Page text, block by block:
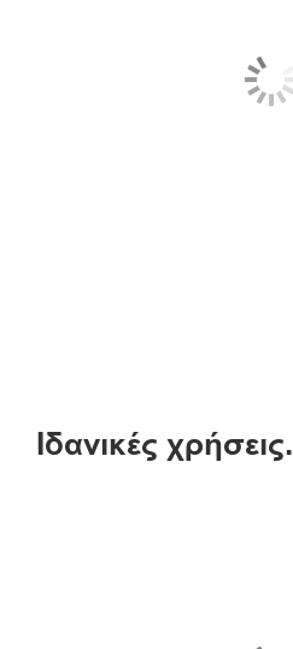
Ιδανικές χρήσεις.